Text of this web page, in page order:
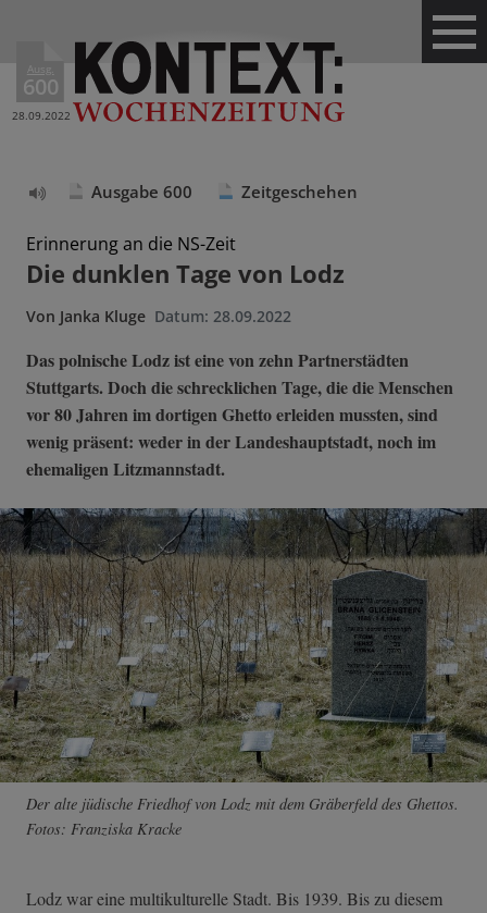
Ausg.
600
28.09.2022
vorlesen
Ausgabe 600 Zeitgeschehen
Erinnerung an die NS-Zeit
Die dunklen Tage von Lodz
Von Janka Kluge Datum: 28.09.2022
Das polnische Lodz ist eine von zehn Partnerstädten
Stuttgarts. Doch die schrecklichen Tage, die die Menschen
vor 80 Jahren im dortigen Ghetto erleiden mussten, sind
wenig präsent: weder in der Landeshauptstadt, noch im
ehemaligen Litzmannstadt.
Der alte jüdische Friedhof von Lodz mit dem Gräberfeld des Ghettos.
Fotos: Franziska Kracke
Lodz war eine multikulturelle Stadt. Bis 1939. Bis zu diesem